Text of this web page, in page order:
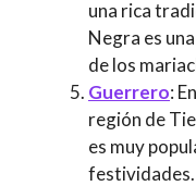
una rica
Negra es
de los
Guerrero:
región de
es muy
festividades.